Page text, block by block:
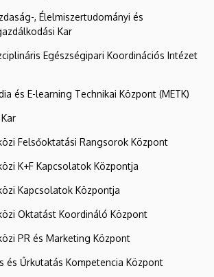
, Élelmiszertudományi és
Kar
Egészségipari Koordinációs Intézet
és E-learning Technikai Központ (METK)
Felsőoktatási Rangsorok Központ
K+F Kapcsolatok Központja
Kapcsolatok Központja
Oktatást Koordináló Központ
PR és Marketing Központ
és Űrkutatás Kompetencia Központ